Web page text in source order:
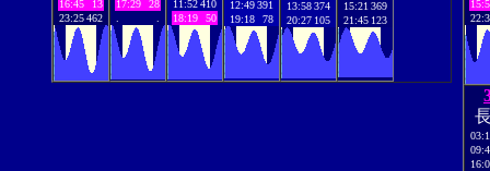
16:45
13
23:25462
17:29
28
11:52410
18:19
50
12:49391
19:18
78
13:58374
20:27 105
15:21 369
21:45 123